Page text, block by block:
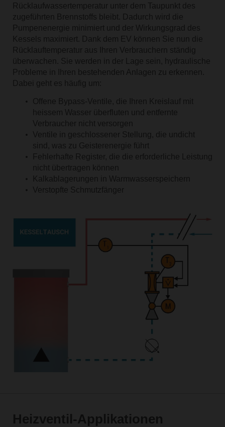
Rücklaufwassertemperatur unter dem Taupunkt des
zugeführten Brennstoffs bleibt. Dadurch wird die
Pumpenenergie minimiert und der Wirkungsgrad des
Kessels maximiert. Dank dem EV können Sie nun die
Rücklauftemperatur aus Ihren Verbrauchern ständig
überwachen. Sie werden in der Lage sein, hydraulische
Probleme in Ihren bestehenden Anlagen zu erkennen.
Dabei geht es häufig um:
Offene Bypass-Ventile, die Ihren Kreislauf mit
heissem Wasser überfluten und entfernte
Verbraucher nicht versorgen
Ventile in geschlossener Stellung, die undicht
sind, was zu Geisterenergie führt
Fehlerhafte Register, die die erforderliche Leistung
nicht übertragen können
Kalkablagerungen in Warmwasserspeichern
Verstopfte Schmutzfänger
Heizventil-Applikationen